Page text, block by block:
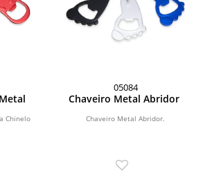
Chinelo
05084
Chaveiro Metal Abridor
Chaveiro Metal Abridor.